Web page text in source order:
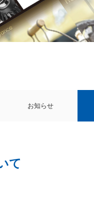
お知らせ
て